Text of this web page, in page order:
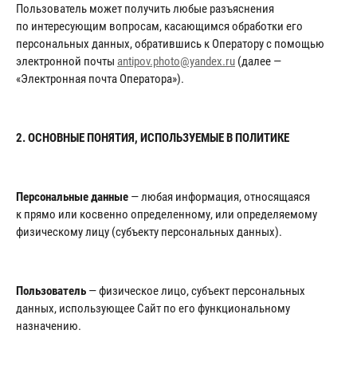
Пользователь может получить любые разъяснения
по интересующим вопросам, касающимся обработки его
персональных данных, обратившись к Оператору с помощью
электронной почты antipov.photo@yandex.ru (далее —
«Электронная почта Оператора»).
2. ОСНОВНЫЕ ПОНЯТИЯ, ИСПОЛЬЗУЕМЫЕ В ПОЛИТИКЕ
Персональные данные — любая информация, относящаяся
к прямо или косвенно определенному, или определяемому
физическому лицу (субъекту персональных данных).
Пользователь — физическое лицо, субъект персональных
данных, использующее Сайт по его функциональному
назначению.